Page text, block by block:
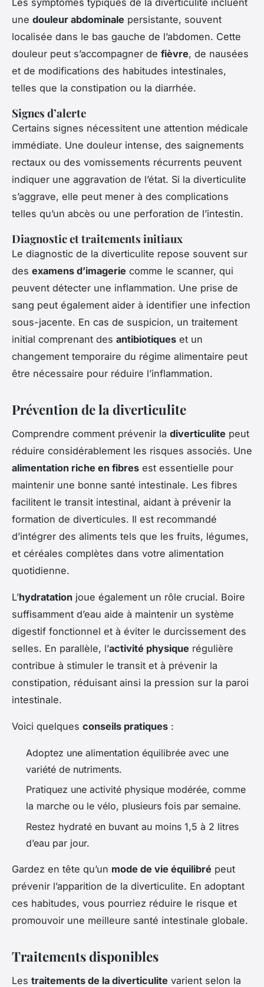
Les symptômes typiques de la diverticulite incluent
une douleur abdominale persistante, souvent
localisée dans le bas gauche de l’abdomen. Cette
douleur peut s’accompagner de fièvre, de nausées
et de modifications des habitudes intestinales,
telles que la constipation ou la diarrhée.
Signes d’alerte
Certains signes nécessitent une attention médicale
immédiate. Une douleur intense, des saignements
rectaux ou des vomissements récurrents peuvent
indiquer une aggravation de l’état. Si la diverticulite
s’aggrave, elle peut mener à des complications
telles qu’un abcès ou une perforation de l’intestin.
Diagnostic et traitements initiaux
Le diagnostic de la diverticulite repose souvent sur
des examens d’imagerie comme le scanner, qui
peuvent détecter une inflammation. Une prise de
sang peut également aider à identifier une infection
sous-jacente. En cas de suspicion, un traitement
initial comprenant des antibiotiques et un
changement temporaire du régime alimentaire peut
être nécessaire pour réduire l’inflammation.
Prévention de la diverticulite
Comprendre comment prévenir la diverticulite peut
réduire considérablement les risques associés. Une
alimentation riche en fibres est essentielle pour
maintenir une bonne santé intestinale. Les fibres
facilitent le transit intestinal, aidant à prévenir la
formation de diverticules. Il est recommandé
d’intégrer des aliments tels que les fruits, légumes,
et céréales complètes dans votre alimentation
quotidienne.
L’hydratation joue également un rôle crucial. Boire
suffisamment d’eau aide à maintenir un système
digestif fonctionnel et à éviter le durcissement des
selles. En parallèle, l’activité physique régulière
contribue à stimuler le transit et à prévenir la
constipation, réduisant ainsi la pression sur la paroi
intestinale.
Voici quelques conseils pratiques :
Adoptez une alimentation équilibrée avec une
variété de nutriments.
Pratiquez une activité physique modérée, comme
la marche ou le vélo, plusieurs fois par semaine.
Restez hydraté en buvant au moins 1,5 à 2 litres
d’eau par jour.
Gardez en tête qu’un mode de vie équilibré peut
prévenir l’apparition de la diverticulite. En adoptant
ces habitudes, vous pourriez réduire le risque et
promouvoir une meilleure santé intestinale globale.
Traitements disponibles
Les traitements de la diverticulite varient selon la